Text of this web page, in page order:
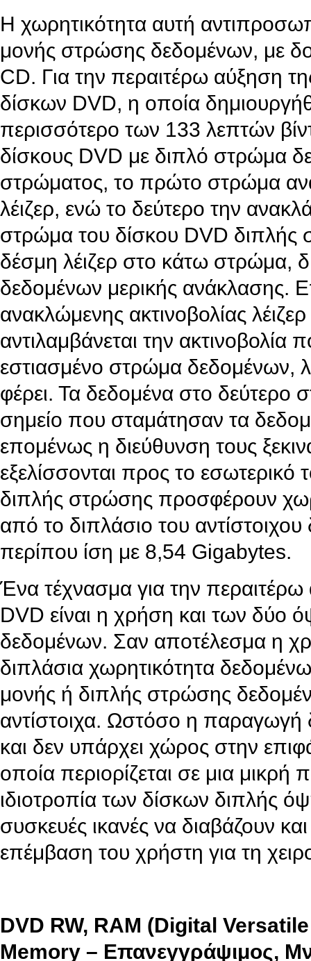
Η χωρητικότητα αυτή
μονής στρώσης δεδομένων, με
CD. Για την περαιτέρω αύξηση
δίσκων DVD, η οποία
περισσότερο των 133 λεπτών
δίσκους DVD με διπλό στρώμα
στρώματος, το πρώτο στρώμα
λέιζερ, ενώ το δεύτερο την
στρώμα του δίσκου DVD διπλής
δέσμη λέιζερ στο κάτω στρώμα,
δεδομένων μερικής ανάκλασης.
ανακλώμενης ακτινοβολίας
αντιλαμβάνεται την ακτινοβολία
εστιασμένο στρώμα δεδομένων,
φέρει. Τα δεδομένα στο
σημείο που σταμάτησαν τα
επομένως η διεύθυνση τους
εξελίσσονται προς το
διπλής στρώσης προσφέρουν
από το διπλάσιο του
περίπου ίση με 8,54 Gigabytes.
Ένα τέχνασμα για την
DVD είναι η χρήση και των δύο
δεδομένων. Σαν αποτέλεσμα η
διπλάσια χωρητικότητα
μονής ή διπλής στρώσης
αντίστοιχα. Ωστόσο η παραγωγή
και δεν υπάρχει χώρος στην
οποία περιορίζεται σε μια
ιδιοτροπία των δίσκων διπλής
συσκευές ικανές να διαβάζουν
επέμβαση του χρήστη για τη
DVD RW, RAM (Digital
Memory – Επανεγγράψιμος,